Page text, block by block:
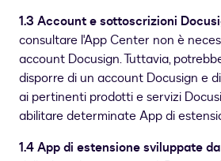
1.3 Account e sottoscrizioni
consultare l'App Center non è
account Docusign. Tuttavia,
disporre di un account Docusign e
ai pertinenti prodotti e servizi
abilitare determinate App di
1.4 App di estensione sviluppate